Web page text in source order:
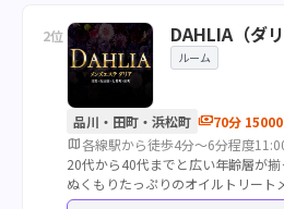
2位 DAHLIA（ダ
ルーム
品川・田町・浜松町 payments70分
map各線駅から徒歩4分～6分程度
20代から40代までと広い年齢層が
ぬくもりたっぷりのオイルトリー